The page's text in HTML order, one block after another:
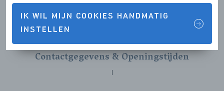
IK WIL MIJN COOKIES HANDMATIG
INSTELLEN
Contactgegevens & Openingstijden